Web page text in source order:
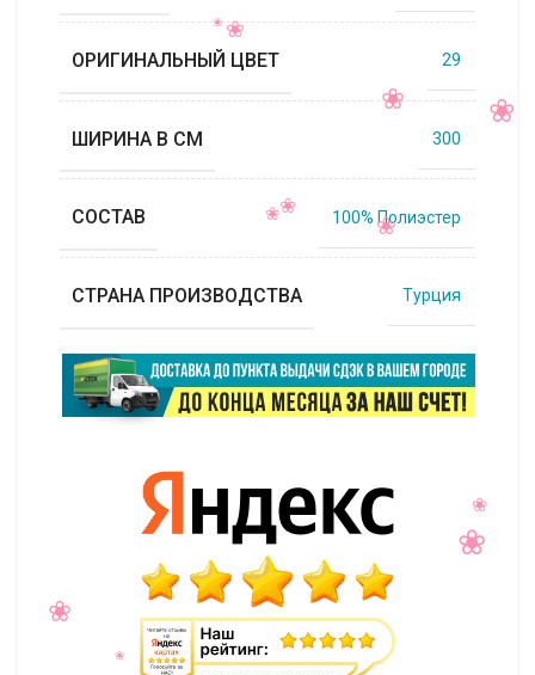
ОРИГИНАЛЬНЫЙ ЦВЕТ 29
ШИРИНА В СМ 300
СОСТАВ 100% Полиэстер
СТРАНА ПРОИЗВОДСТВА Турция